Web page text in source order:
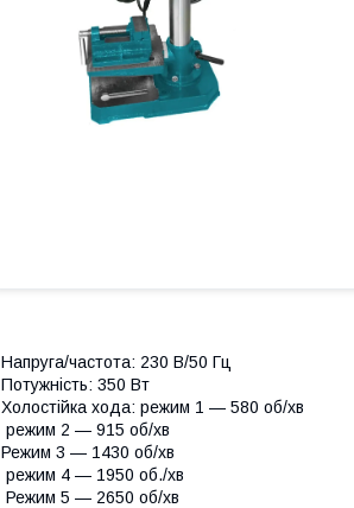
Напруга/частота: 230 В/50 Гц
Потужність: 350 Вт
Холостійка хода: режим 1 — 580 об/хв
режим 2 — 915 об/хв
Режим 3 — 1430 об/хв
режим 4 — 1950 об./хв
Режим 5 — 2650 об/хв